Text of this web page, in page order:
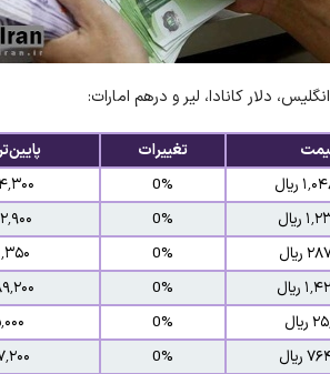
دلار کانادا، لیر و درهم امارات:
تغییرات
ریال 0%
ریال 0%
ریال 0%
ریال 0%
0%
ریال 0%